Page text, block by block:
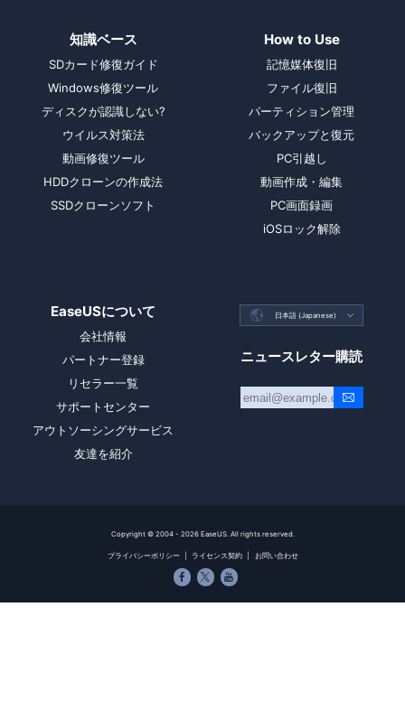
知識ベース
SDカード修復ガイド
Windows修復ツール
ディスクが認識しない?
ウイルス対策法
動画修復ツール
HDDクローンの作成法
SSDクローンソフト
How to Use
記憶媒体復旧
ファイル復旧
パーティション管理
バックアップと復元
PC引越し
動画作成・編集
PC画面録画
iOSロック解除
EaseUSについて
会社情報
パートナー登録
リセラー一覧
サポートセンター
アウトソーシングサービス
友達を紹介
 日本語 (Japanese) 
ニュースレター購読
Copyright © 2004 - 2026EaseUS. All rights reserved.
プライバシーポリシー ライセンス契約 お問い合わせ
  